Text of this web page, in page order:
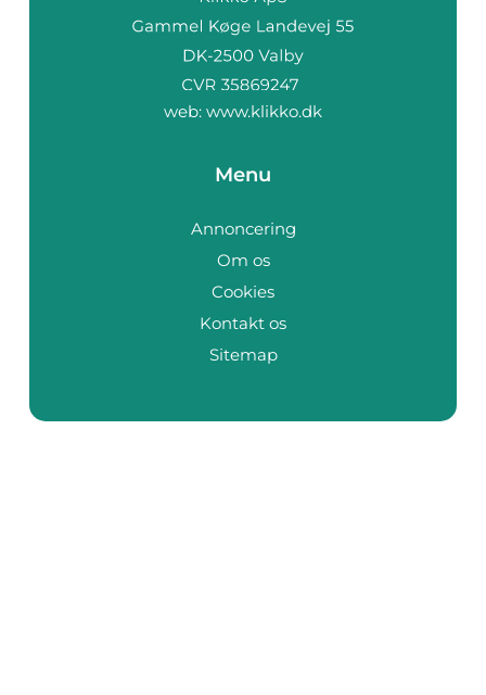
web: www.klikko.dk
Menu
Annoncering
Om os
Cookies
Kontakt os
Sitemap